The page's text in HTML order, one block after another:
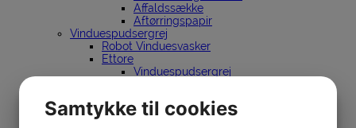
Affaldssække
Aftørringspapir
Vinduespudsergrej
Robot Vinduesvasker
Ettore
Vinduespudsergrej
Lewi
Samtykke til cookies